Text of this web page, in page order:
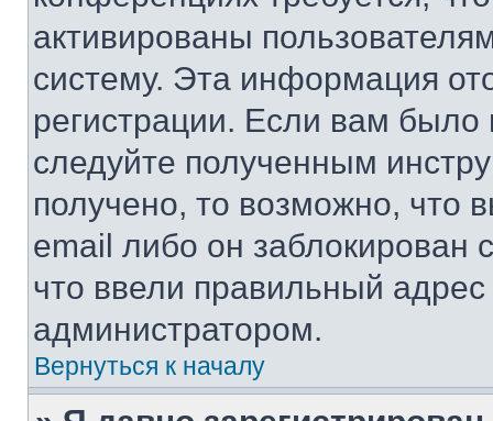
активированы
систему. Эта информация
регистрации. Если вам
следуйте полученным
получено, то возможно, что
email либо он
что ввели правильный адрес
администратором.
Вернуться к началу